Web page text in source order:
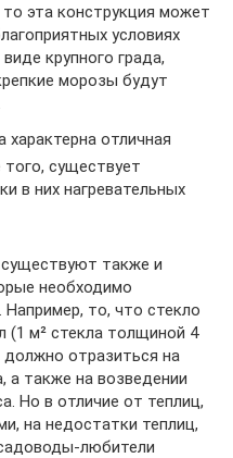
эта конструкция может
условиях
крупного града,
морозы будут
отличная
существует
в них нагревательных
существуют также и
необходимо
то, что стекло
(1 м² стекла толщиной 4
должно отразиться на
а также на возведении
Но в отличие от теплиц,
на недостатки теплиц,
любители